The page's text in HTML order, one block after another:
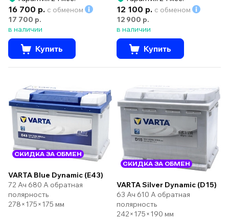
16 700 р. с обменом
17 700 р.
в наличии
Купить
12 100 р. с обменом
12 900 р.
в наличии
Купить
СКИДКА ЗА ОБМЕН
VARTA Blue Dynamic (E43)
72 Ач 680 А обратная
полярность
278×175×175 мм
СКИДКА ЗА ОБМЕН
VARTA Silver Dynamic (D15)
63 Ач 610 А обратная
полярность
242×175×190 мм